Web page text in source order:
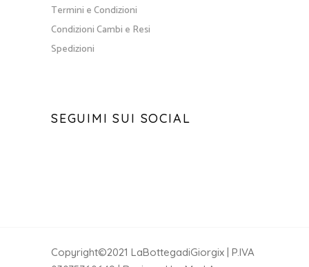
Termini e Condizioni
Condizioni Cambi e Resi
Spedizioni
SEGUIMI SUI SOCIAL
Copyright©2021 LaBottegadiGiorgix | P.IVA